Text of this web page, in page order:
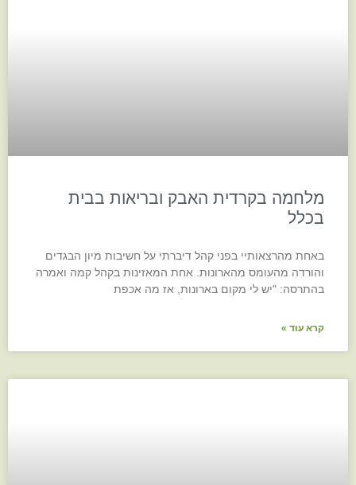
מלחמה בקרדית האבק ובריאות בבית
בכלל
באחת מהרצאותיי בפני קהל דיברתי על חשיבות מיון הבגדים
והורדה מהעומס מהארונות. אחת המאזינות בקהל קמה ואמרה
בהתרסה: "יש לי מקום בארונות, אז מה אכפת
קרא עוד »